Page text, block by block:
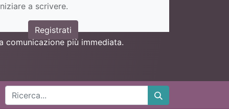
a scrivere.
Registrati
comunicazione più immediata.